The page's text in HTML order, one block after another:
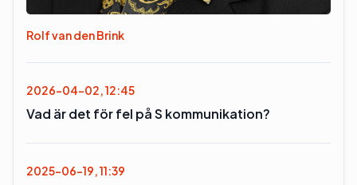
Rolf van den Brink
2026-04-02, 12:45
Vad är det för fel på S kommunikation?
2025-06-19, 11:39